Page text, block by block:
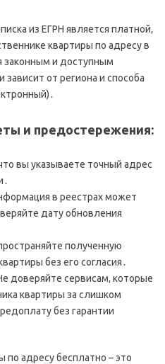
из ЕГРН является платной‚
квартиры по адресу в
законным и доступным
от региона и способа
и предостережения:
вы указываете точный адрес
в реестрах может
дату обновления
полученную
без его согласия․
доверяйте сервисам‚ которые
квартиры за слишком
без гарантии
по адресу бесплатно – это